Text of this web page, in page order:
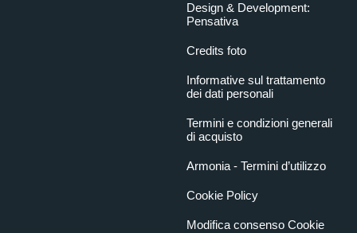
Design & Development:
Pensativa
Credits foto
Informative sul trattamento
dei dati personali
Termini e condizioni generali
di acquisto
Armonia - Termini d’utilizzo
Cookie Policy
Modifica consenso Cookie